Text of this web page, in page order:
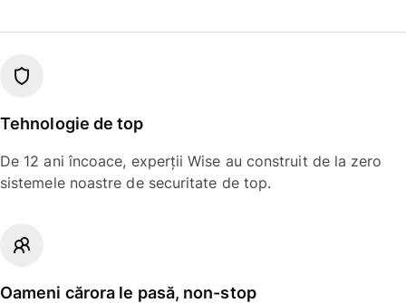
Tehnologie de top
De 12 ani încoace, experții Wise au construit de la zero
sistemele noastre de securitate de top.
Oameni cărora le pasă, non-stop